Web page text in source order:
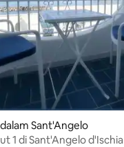
Sant'Angelo
1 di Sant'Angelo d'Ischia